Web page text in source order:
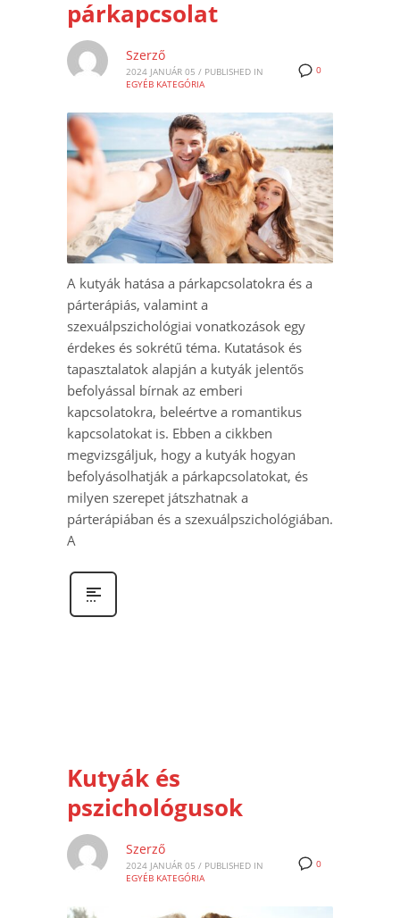
párkapcsolat
0
Szerző
2024 JANUÁR 05 / PUBLISHED IN
EGYÉB KATEGÓRIA
A kutyák hatása a párkapcsolatokra és a
párterápiás, valamint a
szexuálpszichológiai vonatkozások egy
érdekes és sokrétű téma. Kutatások és
tapasztalatok alapján a kutyák jelentős
befolyással bírnak az emberi
kapcsolatokra, beleértve a romantikus
kapcsolatokat is. Ebben a cikkben
megvizsgáljuk, hogy a kutyák hogyan
befolyásolhatják a párkapcsolatokat, és
milyen szerepet játszhatnak a
párterápiában és a szexuálpszichológiában.
A
Kutyák és
pszichológusok
0
Szerző
2024 JANUÁR 05 / PUBLISHED IN
EGYÉB KATEGÓRIA